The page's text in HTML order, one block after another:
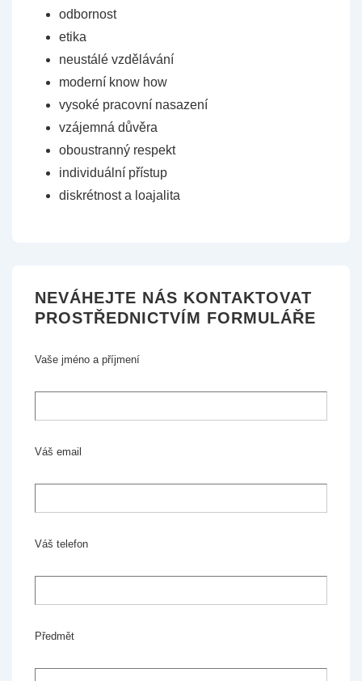
odbornost
etika
neustálé vzdělávání
moderní know how
vysoké pracovní nasazení
vzájemná důvěra
oboustranný respekt
individuální přístup
diskrétnost a loajalita
NEVÁHEJTE NÁS KONTAKTOVAT
PROSTŘEDNICTVÍM FORMULÁŘE
Vaše jméno a příjmení
Váš email
Váš telefon
Předmět